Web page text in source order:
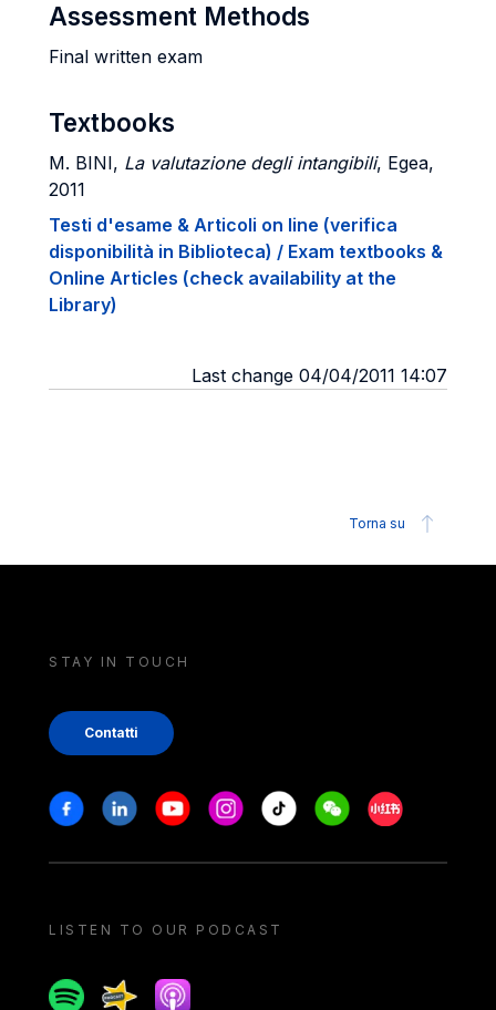
Assessment Methods
Final written exam
Textbooks
M. BINI, La valutazione degli intangibili, Egea,
2011
Testi d'esame & Articoli on line (verifica
disponibilità in Biblioteca) / Exam textbooks &
Online Articles (check availability at the
Library)
Last change 04/04/2011 14:07
Torna su
STAY IN TOUCH
Contatti
Stay in touch
FacebookLinkedinYoutubeInstagram
Tiktok WeechatXiaohongshu/
LISTEN TO OUR PODCAST
SpotifySpreakerApple podcast